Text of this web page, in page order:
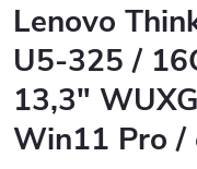
Lenovo
U5-325 /
13,3"
Win11 Pro /